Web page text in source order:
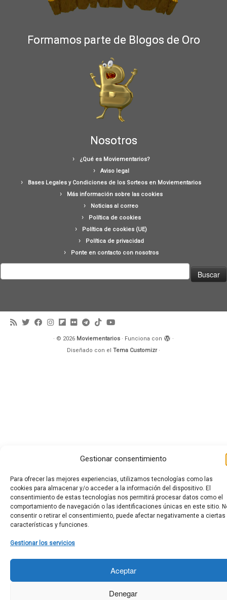
Gestionar consentimiento
Para ofrecer las mejores experiencias, utilizamos tecnologías como las
cookies para almacenar y/o acceder a la información del dispositivo. El
consentimiento de estas tecnologías nos permitirá procesar datos como el
comportamiento de navegación o las identificaciones únicas en este sitio.
consentir o retirar el consentimiento, puede afectar negativamente a ciertas
características y funciones.
Gestionar los servicios
Aceptar
Denegar
Formamos parte de Blogos de Oro
Nosotros
¿Qué es Moviementarios?
Aviso legal
Bases Legales y Condiciones de los Sorteos en Moviementarios
Más información sobre las cookies
Noticias al correo
Política de cookies
Política de cookies (UE)
Política de privacidad
Ponte en contacto con nosotros
· © 2026 Moviementarios · Funciona con
·
Diseñado con el Tema Customizr·